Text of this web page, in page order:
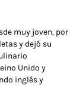
muy joven, por
y dejó su
Unido y
inglés y